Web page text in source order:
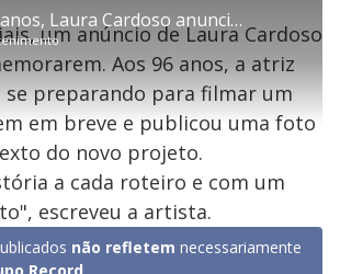
P
l
a
y
Aos 96 anos, Laura Cardoso anuncia novo projeto no cinema
n
a
1
s
e
g
u
n
o
s
l
e
n
a
r
i
l
a
um anúncio de Laura Cardoso
Aos 96 anos, a atriz
se preparando para filmar um
em breve e publicou uma foto
do novo projeto.
a cada roteiro e com um
escreveu a artista.
não refletem necessariamente